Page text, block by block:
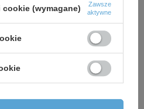
Słuchawka do baterii
umywalkowych i
bidetowych - bidetta
złoty szczotkowany
(wymagane)
Zawsze
aktywne